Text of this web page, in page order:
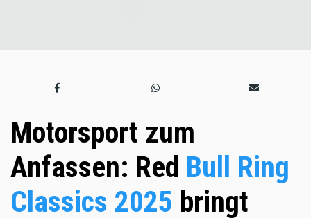
Motorsport zum
Anfassen: Red Bull Ring
Classics 2025 bringt